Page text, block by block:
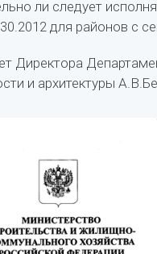
ли следует
для районов с
Директора
и архитектуры